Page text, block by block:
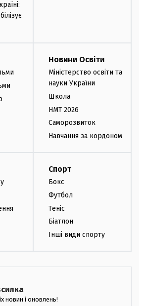
Новини Освіти
Міністерство освіти та
науки України
Школа
НМТ 2026
Саморозвиток
Навчання за кордоном
Спорт
Бокс
Футбол
Теніс
Біатлон
Інші види спорту
новин і оновлень!